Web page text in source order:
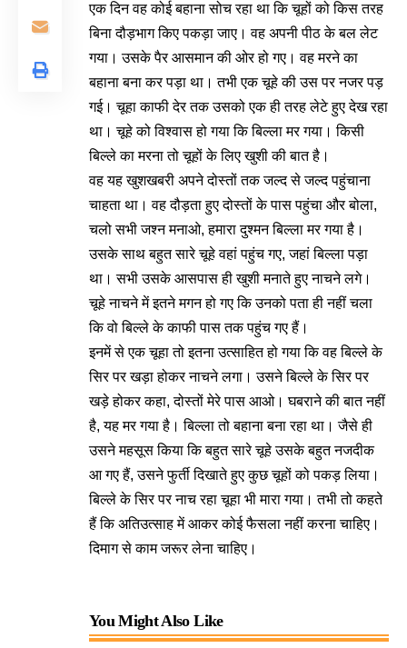
एक दिन वह कोई बहाना सोच रहा था कि चूहों को किस तरह
बिना दौड़भाग किए पकड़ा जाए। वह अपनी पीठ के बल लेट
गया। उसके पैर आसमान की ओर हो गए। वह मरने का
बहाना बना कर पड़ा था। तभी एक चूहे की उस पर नजर पड़
गई। चूहा काफी देर तक उसको एक ही तरह लेटे हुए देख रहा
था। चूहे को विश्वास हो गया कि बिल्ला मर गया। किसी
बिल्ले का मरना तो चूहों के लिए खुशी की बात है।
वह यह खुशखबरी अपने दोस्तों तक जल्द से जल्द पहुंचाना
चाहता था। वह दौड़ता हुए दोस्तों के पास पहुंचा और बोला,
चलो सभी जश्न मनाओ, हमारा दुश्मन बिल्ला मर गया है।
उसके साथ बहुत सारे चूहे वहां पहुंच गए, जहां बिल्ला पड़ा
था। सभी उसके आसपास ही खुशी मनाते हुए नाचने लगे।
चूहे नाचने में इतने मगन हो गए कि उनको पता ही नहीं चला
कि वो बिल्ले के काफी पास तक पहुंच गए हैं।
इनमें से एक चूहा तो इतना उत्साहित हो गया कि वह बिल्ले के
सिर पर खड़ा होकर नाचने लगा। उसने बिल्ले के सिर पर
खड़े होकर कहा, दोस्तों मेरे पास आओ। घबराने की बात नहीं
है, यह मर गया है। बिल्ला तो बहाना बना रहा था। जैसे ही
उसने महसूस किया कि बहुत सारे चूहे उसके बहुत नजदीक
आ गए हैं, उसने फुर्ती दिखाते हुए कुछ चूहों को पकड़ लिया।
बिल्ले के सिर पर नाच रहा चूहा भी मारा गया। तभी तो कहते
हैं कि अतिउत्साह में आकर कोई फैसला नहीं करना चाहिए।
दिमाग से काम जरूर लेना चाहिए।
You Might Also Like